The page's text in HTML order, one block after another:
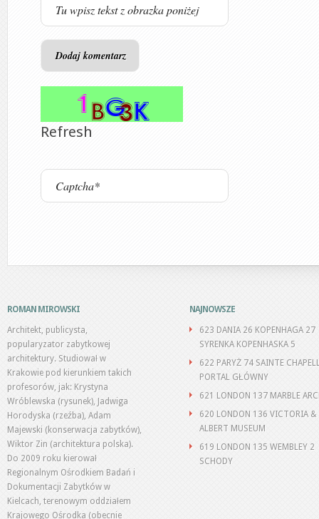
Refresh
ROMAN MIROWSKI
Architekt, publicysta,
popularyzator zabytkowej
architektury. Studiował w
Krakowie pod kierunkiem takich
profesorów, jak: Krystyna
Wróblewska (rysunek), Jadwiga
Horodyska (rzeźba), Adam
Majewski (konserwacja zabytków),
Wiktor Zin (architektura polska).
Do 2009 roku kierował
Regionalnym Ośrodkiem Badań i
Dokumentacji Zabytków w
Kielcach, terenowym oddziałem
Krajowego Ośrodka (obecnie
NAJNOWSZE
623 DANIA 26 KOPENHAGA 27
SYRENKA KOPENHASKA 5
622 PARYŻ 74 SAINTE
PORTAL GŁÓWNY
621 LONDON 137 MARBLE
620 LONDON 136 VICTORIA &
ALBERT MUSEUM
619 LONDON 135 WEMBLEY 2
SCHODY